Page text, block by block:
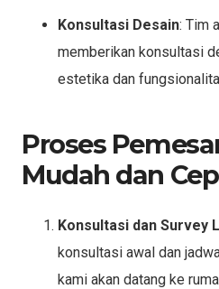
Konsultasi Desain: Tim
memberikan konsultasi
estetika dan
Proses
Mudah dan
Konsultasi dan Survey
konsultasi awal dan
kami akan datang ke